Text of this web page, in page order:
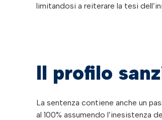
limitandosi a reiterare la tesi
Il profilo
La sentenza contiene anche un
al 100% assumendo l’inesistenza